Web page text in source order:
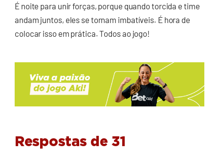
É noite para unir forças, porque quando torcida e time
andam juntos, eles se tornam imbatíveis. É hora de
colocar isso em prática. Todos ao jogo!
Respostas de 31